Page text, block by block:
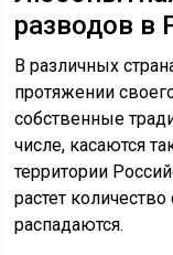
разводов в
В различных
протяжении
собственные
числе, касаются
территории
растет
распадаются.